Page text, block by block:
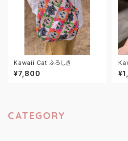
Kawaii Cat ふろしき
¥7,800
ベ
CATEGORY